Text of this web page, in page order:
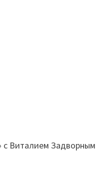
с Виталием Задворным